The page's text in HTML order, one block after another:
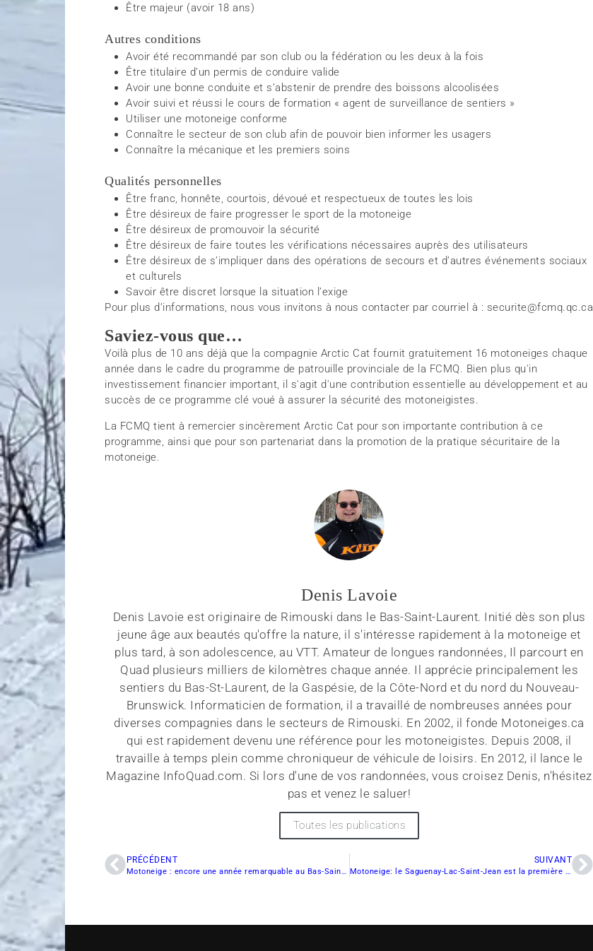
Être majeur (avoir 18 ans)
Autres conditions
Avoir été recommandé par son club ou la fédération ou les deux à la fois
Être titulaire d’un permis de conduire valide
Avoir une bonne conduite et s’abstenir de prendre des boissons alcoolisées
Avoir suivi et réussi le cours de formation « agent de surveillance de sentiers »
Utiliser une motoneige conforme
Connaître le secteur de son club afin de pouvoir bien informer les usagers
Connaître la mécanique et les premiers soins
Qualités personnelles
Être franc, honnête, courtois, dévoué et respectueux de toutes les lois
Être désireux de faire progresser le sport de la motoneige
Être désireux de promouvoir la sécurité
Être désireux de faire toutes les vérifications nécessaires auprès des utilisateurs
Être désireux de s’impliquer dans des opérations de secours et d’autres événements sociaux
et culturels
Savoir être discret lorsque la situation l’exige
Pour plus d’informations, nous vous invitons à nous contacter par courriel à : securite@fcmq.qc.ca
Saviez-vous que…
Voilà plus de 10 ans déjà que la compagnie Arctic Cat fournit gratuitement 16 motoneiges chaque
année dans le cadre du programme de patrouille provinciale de la FCMQ. Bien plus qu'in
investissement financier important, il s'agit d'une contribution essentielle au développement et au
succès de ce programme clé voué à assurer la sécurité des motoneigistes.
La FCMQ tient à remercier sincèrement Arctic Cat pour son importante contribution à ce
programme, ainsi que pour son partenariat dans la promotion de la pratique sécuritaire de la
motoneige.
Denis Lavoie
Denis Lavoie est originaire de Rimouski dans le Bas-Saint-Laurent. Initié dès son plus
jeune âge aux beautés qu'offre la nature, il s'intéresse rapidement à la motoneige et
plus tard, à son adolescence, au VTT. Amateur de longues randonnées, Il parcourt en
Quad plusieurs milliers de kilomètres chaque année. Il apprécie principalement les
sentiers du Bas-St-Laurent, de la Gaspésie, de la Côte-Nord et du nord du Nouveau-
Brunswick. Informaticien de formation, il a travaillé de nombreuses années pour
diverses compagnies dans le secteurs de Rimouski. En 2002, il fonde Motoneiges.ca
qui est rapidement devenu une référence pour les motoneigistes. Depuis 2008, il
travaille à temps plein comme chroniqueur de véhicule de loisirs. En 2012, il lance le
Magazine InfoQuad.com. Si lors d'une de vos randonnées, vous croisez Denis, n'hésitez
pas et venez le saluer!
Toutes les publications
PRÉCÉDENT
Motoneige : encore une année remarquable au Bas-Saint-Laurent
SUIVANT
Motoneige: le Saguenay-Lac-Saint-Jean est la première destination au Québec